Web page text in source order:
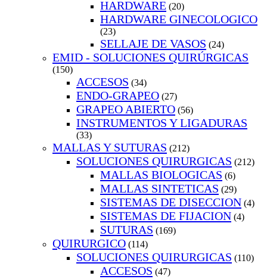
HARDWARE (20)
HARDWARE GINECOLOGICO
(23)
SELLAJE DE VASOS (24)
EMID - SOLUCIONES QUIRÚRGICAS
(150)
ACCESOS (34)
ENDO-GRAPEO (27)
GRAPEO ABIERTO (56)
INSTRUMENTOS Y LIGADURAS
(33)
MALLAS Y SUTURAS (212)
SOLUCIONES QUIRURGICAS (212)
MALLAS BIOLOGICAS (6)
MALLAS SINTETICAS (29)
SISTEMAS DE DISECCION (4)
SISTEMAS DE FIJACION (4)
SUTURAS (169)
QUIRURGICO (114)
SOLUCIONES QUIRURGICAS (110)
ACCESOS (47)